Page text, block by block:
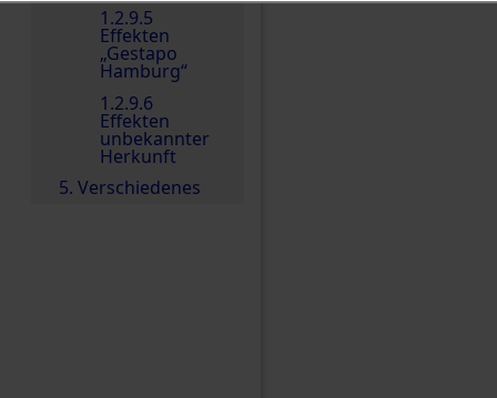
1.2.9.5
Effekten
„Gestapo
Hamburg“
1.2.9.6
Effekten
unbekannter
Herkunft
5. Verschiedenes